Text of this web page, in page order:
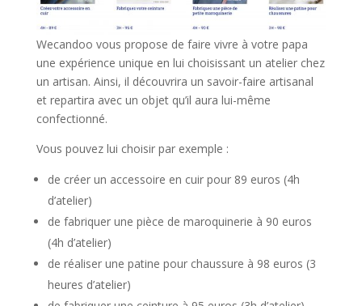
Wecandoo vous propose de faire vivre à votre papa
une expérience unique en lui choisissant un atelier chez
un artisan. Ainsi, il découvrira un savoir-faire artisanal
et repartira avec un objet qu’il aura lui-même
confectionné.
Vous pouvez lui choisir par exemple :
de créer un accessoire en cuir pour 89 euros (4h
d’atelier)
de fabriquer une pièce de maroquinerie à 90 euros
(4h d’atelier)
de réaliser une patine pour chaussure à 98 euros (3
heures d’atelier)